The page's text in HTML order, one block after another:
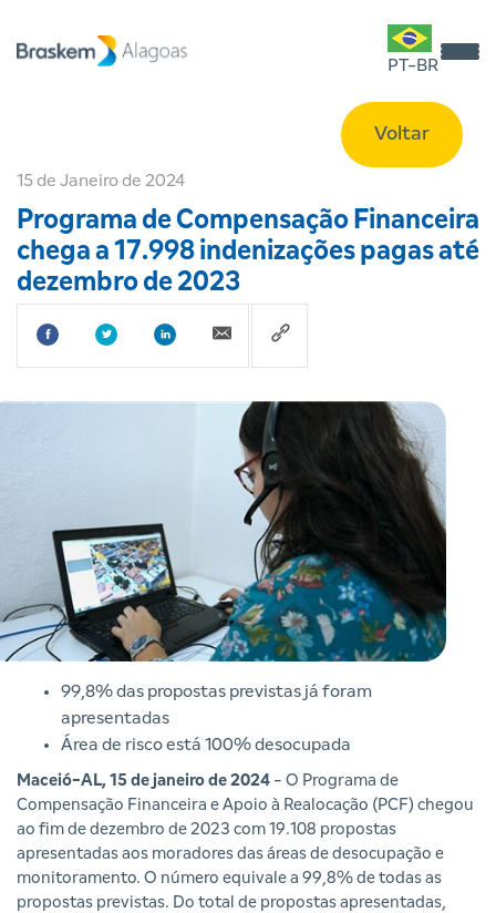
PT-BR
Voltar
15 de Janeiro de 2024
Programa de Compensação Financeira
chega a 17.998 indenizações pagas até
dezembro de 2023
99,8% das propostas previstas já foram
apresentadas
Área de risco está 100% desocupada
Maceió-AL, 15 de janeiro de 2024 - O Programa de
Compensação Financeira e Apoio à Realocação (PCF) chegou
ao fim de dezembro de 2023 com 19.108 propostas
apresentadas aos moradores das áreas de desocupação e
monitoramento. O número equivale a 99,8% de todas as
propostas previstas. Do total de propostas apresentadas,